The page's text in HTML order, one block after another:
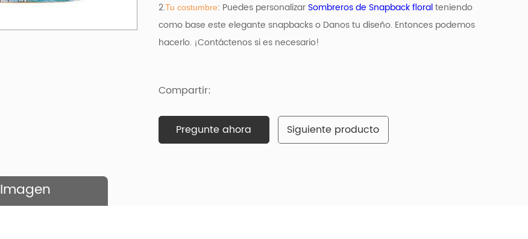
2.Tu costumbre: Puedes personalizarSombreros de Snapback floralteniendo
como base este elegante snapbacks o Danos tu diseño. Entonces podemos
hacerlo. ¡Contáctenos si es necesario!
Compartir:
Pregunte ahora Siguiente producto
Imagen